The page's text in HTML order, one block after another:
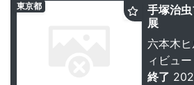
手塚治
展
六本木
ィビュー
終了
東京都